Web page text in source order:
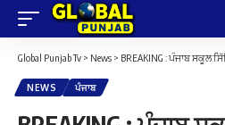
Global Punjab Tv > News > BREAKING : ਪੰਜਾਬ ਸਕੂਲ ਸਿੱਖਿਆ
NEWS ਪੰਜਾਬ